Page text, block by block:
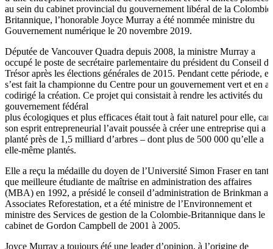
au sein du cabinet provincial du gouvernement libéral de la
Britannique, l’honorable Joyce Murray a été nommée ministre du
Gouvernement numérique le 20 novembre 2019.
Députée de Vancouver Quadra depuis 2008, la ministre Murray a
occupé le poste de secrétaire parlementaire du président du Conseil du
Trésor après les élections générales de 2015. Pendant cette période,
s’est fait la championne du Centre pour un gouvernement vert et en a
codirigé la création. Ce projet qui consistait à rendre les activités du
gouvernement fédéral
plus écologiques et plus efficaces était tout à fait naturel pour elle, car
son esprit entrepreneurial l’avait poussée à créer une entreprise qui a
planté près de 1,5 milliard d’arbres – dont plus de 500 000 qu’elle a
elle-même plantés.
Elle a reçu la médaille du doyen de l’Université Simon Fraser en tant
que meilleure étudiante de maîtrise en administration des affaires
(MBA) en 1992, a présidé le conseil d’administration de Brinkman
Associates Reforestation, et a été ministre de l’Environnement et
ministre des Services de gestion de la Colombie-Britannique dans le
cabinet de Gordon Campbell de 2001 à 2005.
Joyce Murray a toujours été une leader d’opinion, à l’origine de